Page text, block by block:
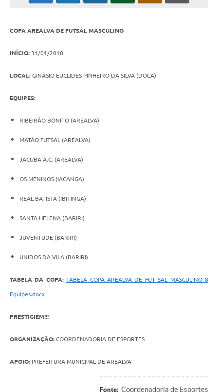
COPA AREALVA DE FUTSAL MASCULINO
INÍCIO: 31/01/2018
LOCAL: GINÁSIO EUCLIDES PINHEIRO DA SILVA (DOCA)
EQUIPES:
RIBEIRÃO BONITO (AREALVA)
MATÃO FUTSAL (AREALVA)
JACUBA A.C. (AREALVA)
OS MENINOS (IACANGA)
REAL BATISTA (IBITINGA)
SANTA HELENA (BARIRI)
JUVENTUDE (BARIRI)
UNIDOS DA VILA (BARIRI)
TABELA DA COPA:TABELA COPA AREALVA DE FUT SAL MASCULINO 8
Equipes.docx
PRESTIGIEM!!!
ORGANIZAÇÃO: COORDENADORIA DE ESPORTES
APOIO: PREFEITURA MUNICIPAL DE AREALVA
Fonte: Coordenadoria de Esportes